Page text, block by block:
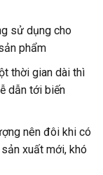
sử dụng cho
phẩm
thời gian dài thì
dẫn tới biến
nên đôi khi có
xuất mới, khó